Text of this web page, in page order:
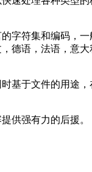
字符集和编码，一
德语，法语，意
基于文件的用途
供强有力的后援。